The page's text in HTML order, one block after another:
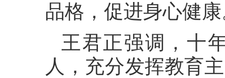
品格，促进身心健
王君正强调，十
人，充分发挥教育